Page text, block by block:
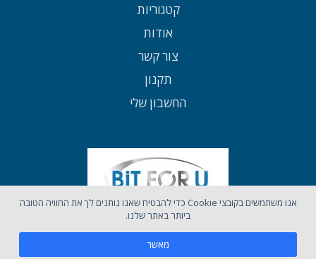
קטגוריות
אודות
צור קשר
תקנון
החשבון שלי
כל הזכויות שמורות לאתר BIT4U ©
אנו משתמשים בקובצי Cookie כדי להבטיח שאנו נותנים לך את החוויה הטובה
ביותר באתר שלנו.
מאשר